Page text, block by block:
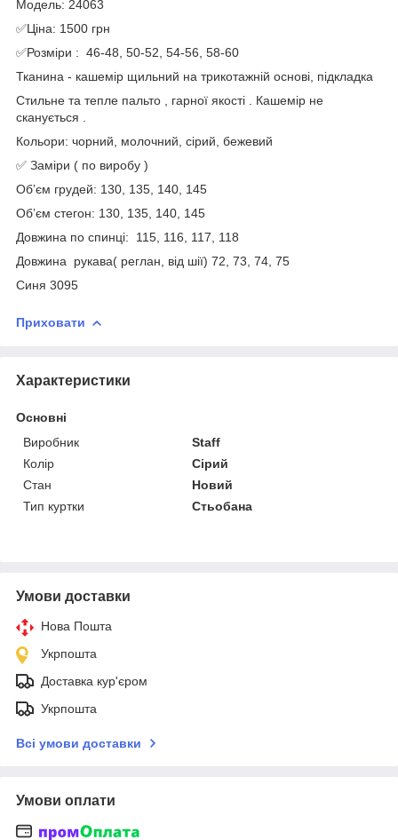
Модель: 24063
✅Ціна: 1500 грн
✅Розміри : 46-48, 50-52, 54-56, 58-60
Тканина - кашемір щильний на трикотажній основі, підкладка
Стильне та тепле пальто , гарної якості . Кашемір не
сканується .
Кольори: чорний, молочний, сірий, бежевий
✅ Заміри ( по виробу )
Обʼєм грудей: 130, 135, 140, 145
Обʼєм стегон: 130, 135, 140, 145
Довжина по спинці: 115, 116, 117, 118
Довжина рукава( реглан, від шії) 72, 73, 74, 75
Синя 3095
Приховати
Характеристики
Основні
Виробник
Staff
Колір
Сірий
Стан
Новий
Тип куртки
Стьобана
Умови доставки
Нова Пошта
Укрпошта
Доставка кур'єром
Укрпошта
Всі умови доставки
Умови оплати